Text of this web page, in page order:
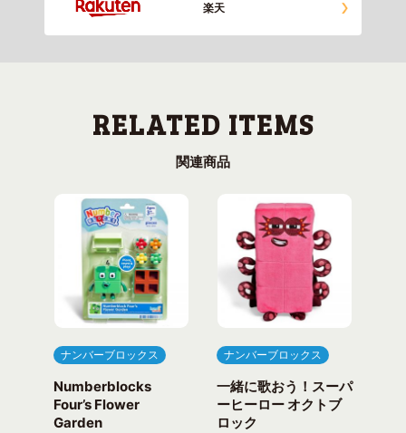
楽天
関連商品
ナンバーブロックス
Numberblocks
Four’s Flower
Garden
ナンバーブロックス
一緒に歌おう！スーパ
ーヒーロー オクトブ
ロック